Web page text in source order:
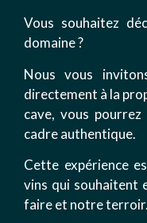
Vous souhaitez
domaine ?
Nous vous
directement à la
cave, vous
cadre authentique.
Cette expérience
vins qui souhaitent
faire et notre terroir.